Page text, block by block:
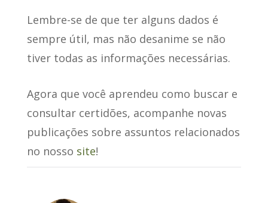
Lembre-se de que ter alguns dados é
sempre útil, mas não desanime se não
tiver todas as informações necessárias.
Agora que você aprendeu como buscar e
consultar certidões, acompanhe novas
publicações sobre assuntos relacionados
no nosso site!